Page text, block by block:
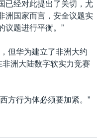
已经对此提出了关切，尤
洲国家而言，安全议题实
议题进行平衡。”
但华为建立了非洲大约
洲大陆数字软实力竞赛
方行为体必须要加紧。”